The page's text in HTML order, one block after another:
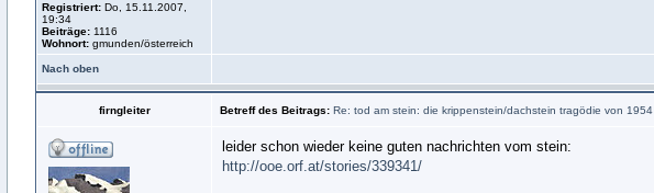
Registriert: Do, 15.11.2007,
19:34
Beiträge: 1116
Wohnort: gmunden/österreich
Nach oben
firngleiter Betreff des Beitrags: Re: tod am stein: die krippenstein/dachstein tragödie von 1954
leider schon wieder keine guten nachrichten vom stein:
http://ooe.orf.at/stories/339341/